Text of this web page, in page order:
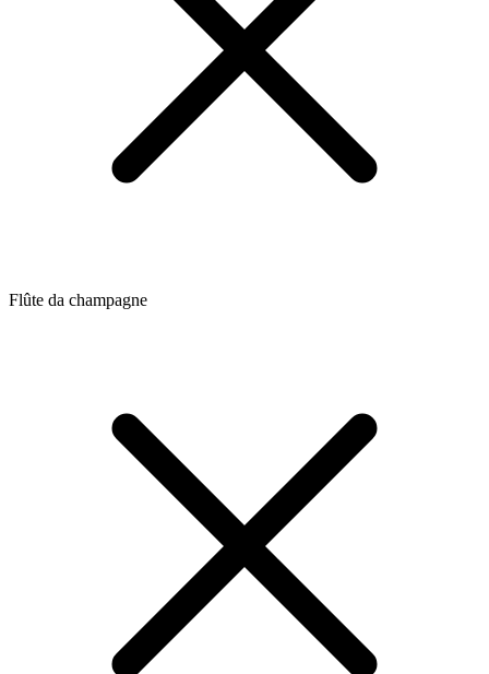
Flûte da champagne